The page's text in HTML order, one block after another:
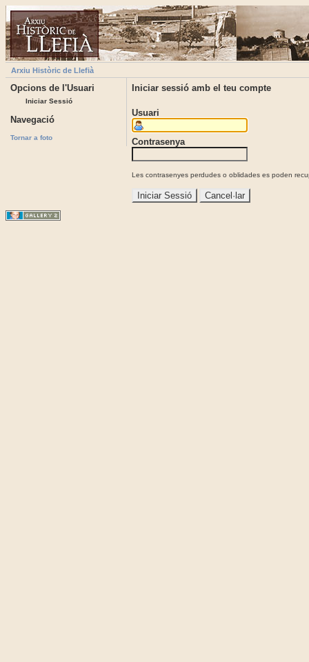
Arxiu Històric de Llefià
Opcions de l'Usuari
Iniciar Sessió
Navegació
Tornar a foto
Iniciar sessió amb el teu compte
Usuari
Contrasenya
Les contrasenyes perdudes o oblidades es poden